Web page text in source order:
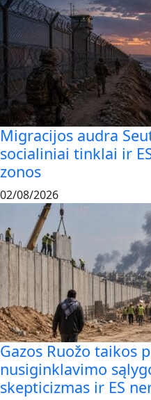
Migracijos audra
socialiniai tinklai ir
zonos
02/08/2026
Gazos Ruožo taikos
nusiginklavimo
skepticizmas ir ES